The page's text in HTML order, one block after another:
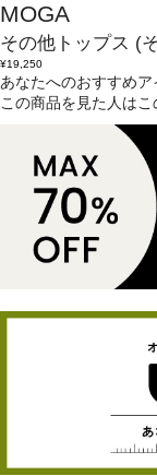
MOGA
その他トップス (
¥19,250
あなたへのおすすめア
この商品を見た人は